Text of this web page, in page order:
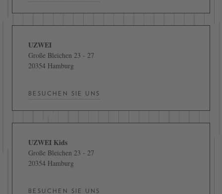
UZWEI
Große Bleichen 23 - 27
20354 Hamburg
BESUCHEN SIE UNS
UZWEI Kids
Große Bleichen 23 - 27
20354 Hamburg
BESUCHEN SIE UNS